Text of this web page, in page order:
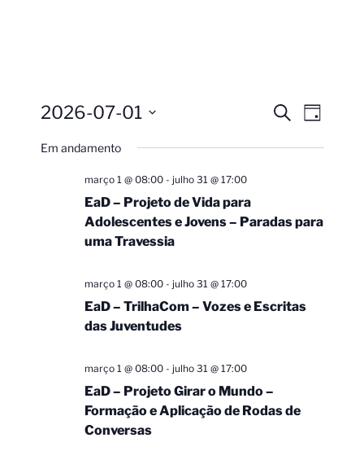
Pesquisa
de
Procurar
eventos
visual
Dia
2026-07-01
a
Em andamento
março 1 @ 08:00- julho 31 @ 17:00
EaD – Projeto de Vida para
Adolescentes e Jovens – Paradas para
uma Travessia
março 1 @ 08:00- julho 31 @ 17:00
EaD – TrilhaCom – Vozes e Escritas
das Juventudes
março 1 @ 08:00- julho 31 @ 17:00
EaD – Projeto Girar o Mundo –
Formação e Aplicação de Rodas de
Conversas